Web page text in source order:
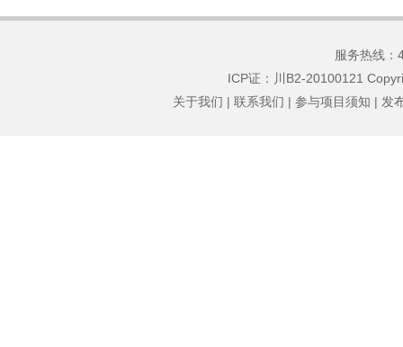
服务热线
ICP证：川B2-20100121
关于我们 | 联系我们 | 参与项目须知 | 发